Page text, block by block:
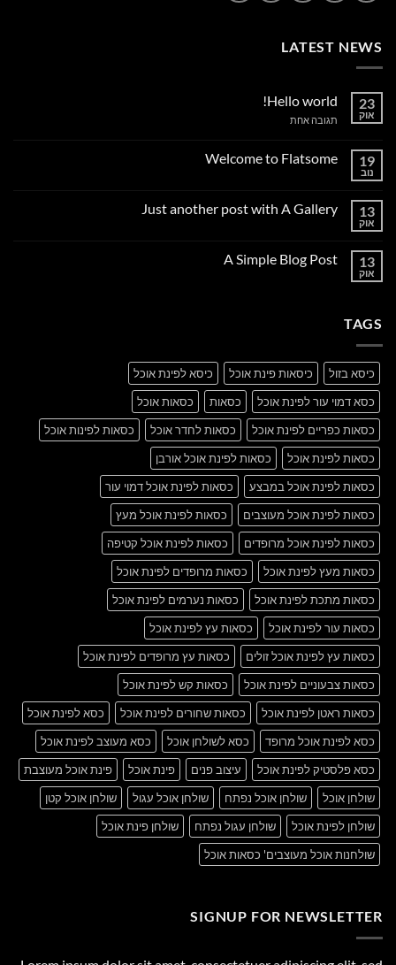
LATEST NEWS
23
אוק
Hello world!
תגובה אחתעל
19
נוב
Welcome to Flatsome
Welcome
13
אוק
Just another post with A Gallery
Just
13
אוק
A Simple Blog Post
TAGS
כיסא בזול כיסאות פינת אוכל
כיסא לפינת אוכל
כסא דמוי עור לפינת אוכל
כסאות
כסאות אוכל
כסאות כפריים לפינת אוכל
כסאות לחדר אוכל
כסאות לפינות אוכל
כסאות לפינת אוכל
כסאות לפינת אוכל אורבן
כסאות לפינת אוכל במבצע
כסאות לפינת אוכל דמוי עור
כסאות לפינת אוכל מעוצבים
כסאות לפינת אוכל מעץ
כסאות לפינת אוכל מרופדים
כסאות לפינת אוכל קטיפה
כסאות מעץ לפינת אוכל
כסאות מרופדים לפינת אוכל
כסאות מתכת לפינת אוכל
כסאות נערמים לפינת אוכל
כסאות עור לפינת אוכל
כסאות עץ לפינת אוכל
כסאות עץ לפינת אוכל זולים
כסאות עץ מרופדים לפינת אוכל
כסאות צבעוניים לפינת אוכל
כסאות קש לפינת אוכל
כסאות ראטן לפינת אוכל
כסאות שחורים לפינת אוכל
כסא לפינת אוכל
כסא לפינת אוכל מרופד
כסא לשולחן אוכל
כסא מעוצב לפינת אוכל
כסא פלסטיק לפינת אוכל
עיצוב פנים פינת אוכל
פינת אוכל מעוצבת
שולחן אוכל
שולחן אוכל נפתח שולחן אוכל עגול
שולחן אוכל קטן
שולחן לפינת אוכל
שולחן עגול נפתח
שולחן פינת אוכל
שולחנות אוכל מעוצבים' כסאות אוכל
SIGNUP FOR NEWSLETTER